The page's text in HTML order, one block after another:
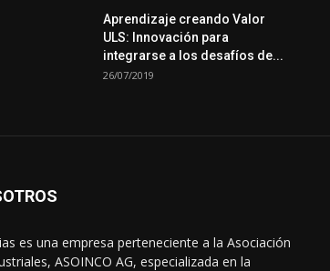
Aprendizaje creando Valor
ULS: Innovación para
integrarse a los desafíos de...
26/07/2019
es una empresa perteneciente a la Asociación
ASOINCO AG, especializada en la